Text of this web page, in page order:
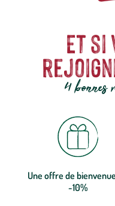
Et si
4
Une offre de
-10%